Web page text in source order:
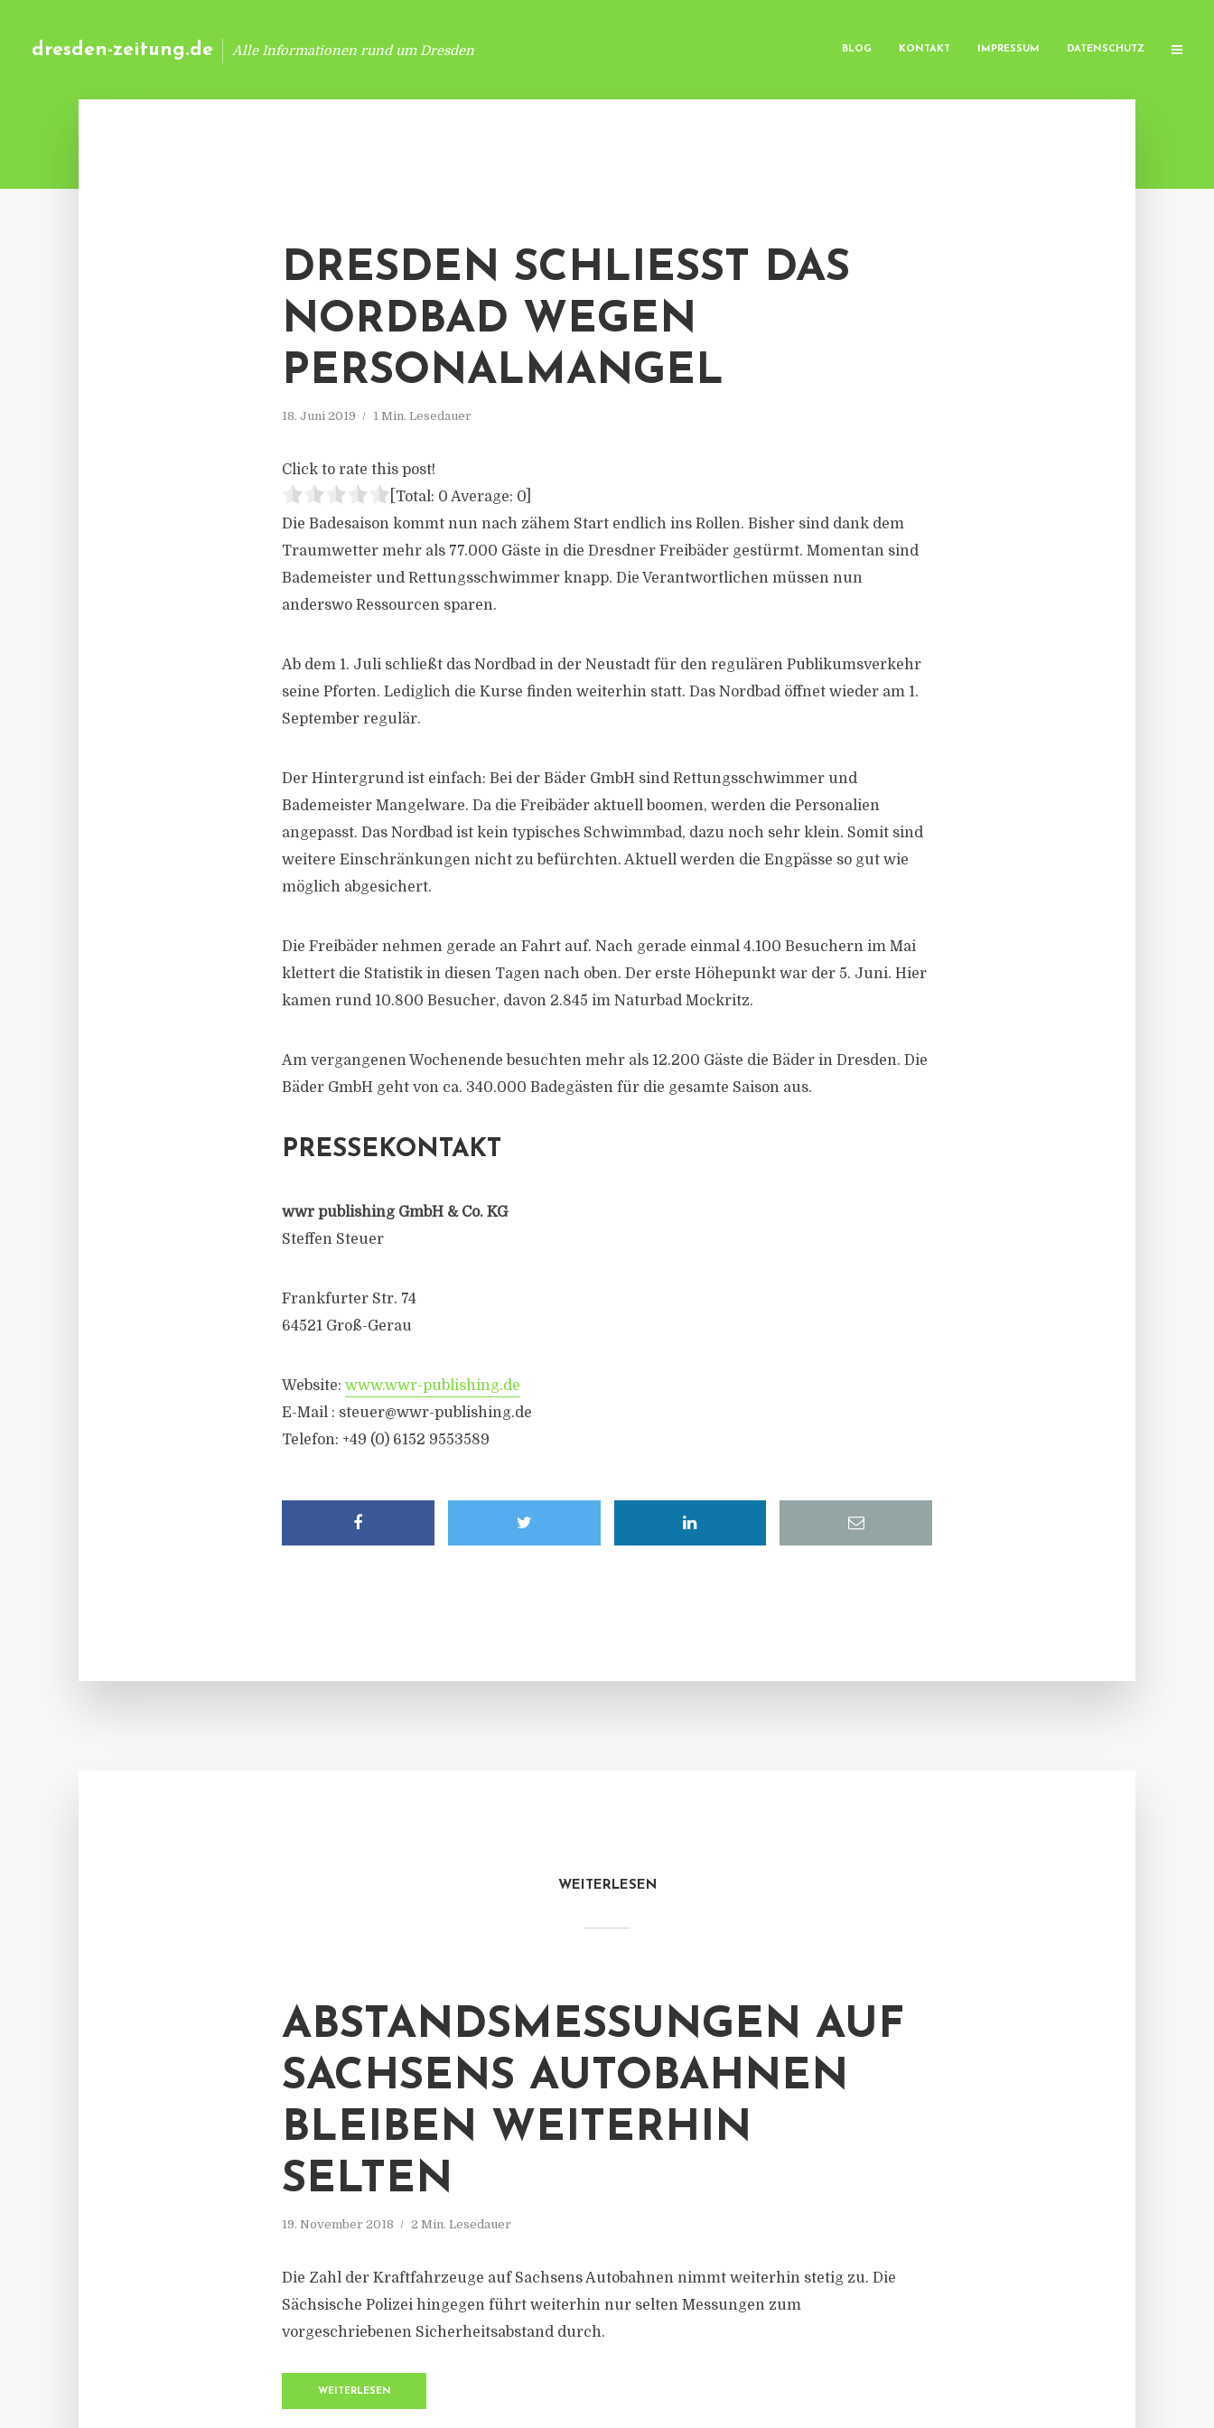
dresden-zeitung.de Alle Informationen rund um Dresden BLOG KONTAKT IMPRESSUM DATENSCHUTZ
DRESDEN SCHLIESST DAS N
ORDBAD WEGEN P
ERSONALMANGEL
18. Juni 2019 1 Min. Lesedauer
Click to rate this post!
[Total: 0 Average: 0
Die Badesaison kommt nun nach zähem Start endlich ins Rollen. Bisher sind dank dem
Traumwetter mehr als 77.000 Gäste in die Dresdner Freibäder gestürmt. Momentan sind
Bademeister und Rettungsschwimmer knapp. Die Verantwortlichen müssen nun
anderswo Ressourcen sparen.
Ab dem 1. Juli schließt das Nordbad in der Neustadt für den regulären Publikumsverkehr
seine Pforten. Lediglich die Kurse finden weiterhin statt. Das Nordbad öffnet wieder am 1.
September regulär.
Der Hintergrund ist einfach: Bei der Bäder GmbH sind Rettungsschwimmer und
Bademeister Mangelware. Da die Freibäder aktuell boomen, werden die Personalien
angepasst. Das Nordbad ist kein typisches Schwimmbad, dazu noch sehr klein. Somit sind
weitere Einschränkungen nicht zu befürchten. Aktuell werden die Engpässe so gut wie
möglich abgesichert.
Die Freibäder nehmen gerade an Fahrt auf. Nach gerade einmal 4.100 Besuchern im Mai
klettert die Statistik in diesen Tagen nach oben. Der erste Höhepunkt war der 5. Juni. Hier
kamen rund 10.800 Besucher, davon 2.845 im Naturbad Mockritz.
Am vergangenen Wochenende besuchten mehr als 12.200 Gäste die Bäder in Dresden. Die
Bäder GmbH geht von ca. 340.000 Badegästen für die gesamte Saison aus.
PRESSEKONTAKT
wwr publishing GmbH & Co. KG
Steffen Steuer
Frankfurter Str. 74
64521 Groß-Gerau
Website: www.wwr-publishing.de
E-Mail : steuer@wwr-publishing.de
Telefon: +49 (0) 6152 9553589
WEITERLESEN
ABSTANDSMESSUNGEN AUF
SACHSENS AUTOBAHNEN
BLEIBEN WEITERHIN
SELTEN
19. November 2018 2 Min. Lesedauer
Die Zahl der Kraftfahrzeuge auf Sachsens Autobahnen nimmt weiterhin stetig zu. Die
Sächsische Polizei hingegen führt weiterhin nur selten Messungen zum
vorgeschriebenen Sicherheitsabstand durch.
WEITERLESEN